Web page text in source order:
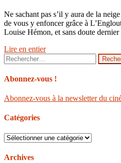
Ne sachant pas s’il y aura de la
de vous y enfoncer grâce à
Louise Hémon, et sans doute
Lire en entier
Rechercher :
Abonnez-vous !
Abonnez-vous à la newsletter du
Catégories
Catégories
Archives